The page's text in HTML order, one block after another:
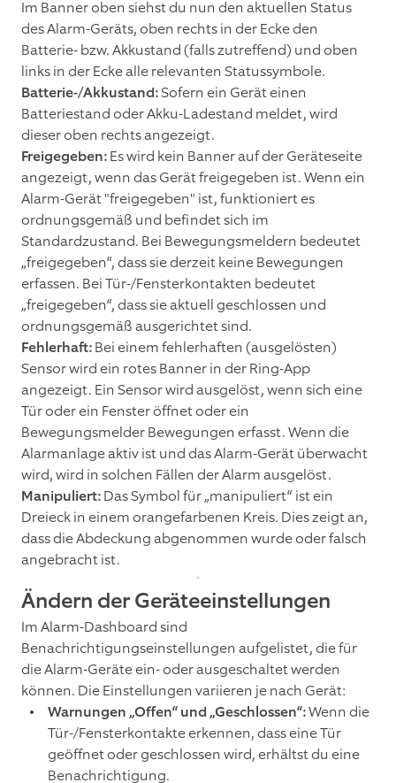
Im Banner oben siehst du nun den aktuellen Status
des Alarm-Geräts, oben rechts in der Ecke den
Batterie- bzw. Akkustand (falls zutreffend) und oben
links in der Ecke alle relevanten Statussymbole.
Batterie-/Akkustand:Sofern ein Gerät einen
Batteriestand oder Akku-Ladestand meldet, wird
dieser oben rechts angezeigt.
Freigegeben:Es wird kein Banner auf der Geräteseite
angezeigt, wenn das Gerät freigegeben ist. Wenn ein
Alarm-Gerät "freigegeben" ist, funktioniert es
ordnungsgemäß und befindet sich im
Standardzustand. Bei Bewegungsmeldern bedeutet
„freigegeben“, dass sie derzeit keine Bewegungen
erfassen. Bei Tür-/Fensterkontakten bedeutet
„freigegeben“, dass sie aktuell geschlossen und
ordnungsgemäß ausgerichtet sind.
Fehlerhaft:Bei einem fehlerhaften (ausgelösten)
Sensor wird ein rotes Banner in der Ring-App
angezeigt. Ein Sensor wird ausgelöst, wenn sich eine
Tür oder ein Fenster öffnet oder ein
Bewegungsmelder Bewegungen erfasst. Wenn die
Alarmanlage aktiv ist und das Alarm-Gerät überwacht
wird, wird in solchen Fällen der Alarm ausgelöst.
Manipuliert:Das Symbol für „manipuliert“ ist ein
Dreieck in einem orangefarbenen Kreis. Dies zeigt an,
dass die Abdeckung abgenommen wurde oder falsch
angebracht ist.
Ändern der Geräteeinstellungen
Im Alarm-Dashboard sind
Benachrichtigungseinstellungen aufgelistet, die für
die Alarm-Geräte ein- oder ausgeschaltet werden
können. Die Einstellungen variieren je nach Gerät:
Warnungen „Offen“ und „Geschlossen“:Wenn die
Tür-/Fensterkontakte erkennen, dass eine Tür
geöffnet oder geschlossen wird, erhältst du eine
Benachrichtigung.